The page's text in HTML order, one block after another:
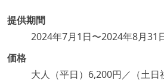
提供期間
2024年7月1日〜2024年8月31
価格
大人（平日）6,200円／（土日